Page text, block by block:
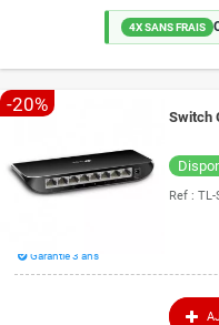
4X SANS FRAIS
-20%
Switch
Ref : TL-
Garantie 3 ans